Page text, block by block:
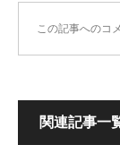
この記事へのコ
関連記事一